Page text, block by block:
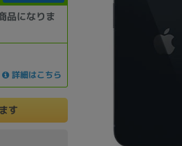
品になりま
詳細はこちら
す
PC周辺機器